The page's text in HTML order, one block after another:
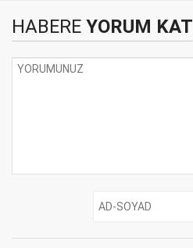
HABERE YORUM KAT